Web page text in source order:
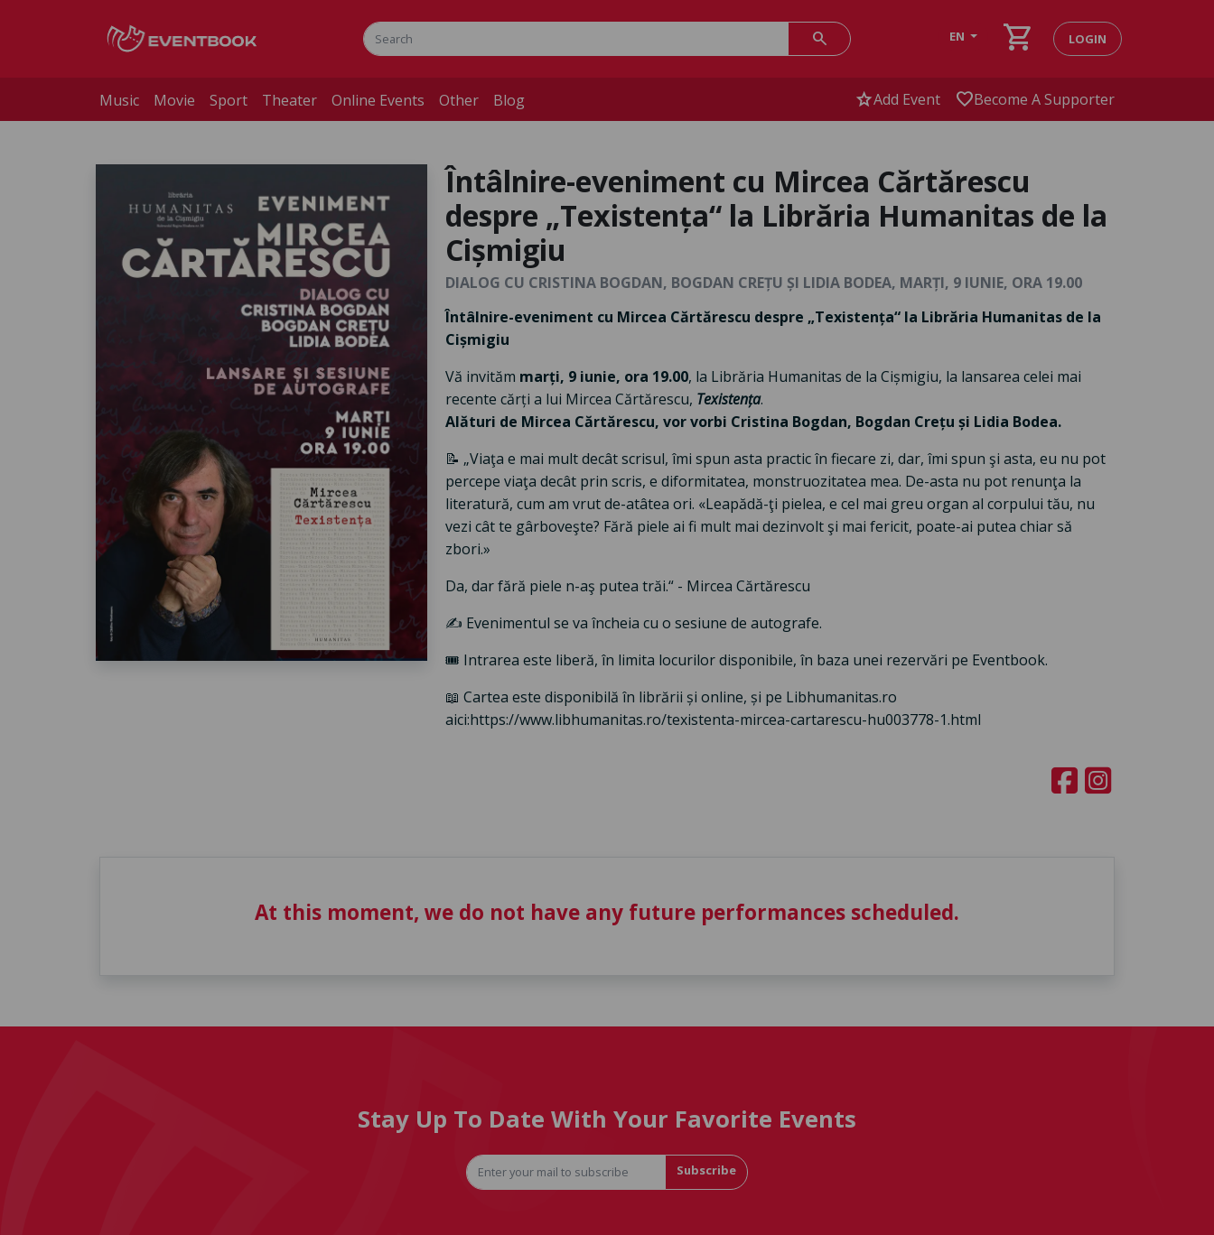
search EN shopping_cart LOGIN
Music Movie Sport Theater Online Events Other Blog starAdd Event favoriteBecome A Supporter
Întâlnire-eveniment cu Mircea Cărtărescu
despre „Texistența“ la Librăria Humanitas de la
Cișmigiu
DIALOG CU CRISTINA BOGDAN, BOGDAN CREȚU ȘI LIDIA BODEA, MARȚI, 9 IUNIE, ORA 19.00
Întâlnire-eveniment cu Mircea Cărtărescu despre „Texistența“ la Librăria Humanitas de la
Cișmigiu
Vă invităm marți, 9 iunie, ora 19.00, la Librăria Humanitas de la Cișmigiu, la lansarea celei mai
recente cărți a lui Mircea Cărtărescu, Texistența.
Alături de Mircea Cărtărescu, vor vorbi Cristina Bogdan, Bogdan Crețu și Lidia Bodea.
📝 „Viaţa e mai mult decât scrisul, îmi spun asta practic în fiecare zi, dar, îmi spun şi asta, eu nu pot
percepe viaţa decât prin scris, e diformitatea, monstruozitatea mea. De-asta nu pot renunţa la
literatură, cum am vrut de-atâtea ori. «Leapădă-ţi pielea, e cel mai greu organ al corpului tău, nu
vezi cât te gârboveşte? Fără piele ai fi mult mai dezinvolt şi mai fericit, poate-ai putea chiar să
zbori.»
Da, dar fără piele n-aş putea trăi.“ - Mircea Cărtărescu
✍️ Evenimentul se va încheia cu o sesiune de autografe.
🎟️ Intrarea este liberă, în limita locurilor disponibile, în baza unei rezervări pe Eventbook.
📖 Cartea este disponibilă în librării și online, și pe Libhumanitas.ro
aici:https://www.libhumanitas.ro/texistenta-mircea-cartarescu-hu003778-1.html
At this moment, we do not have any future performances scheduled.
Stay Up To Date With Your Favorite Events
Subscribe